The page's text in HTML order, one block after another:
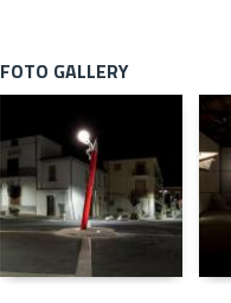
FOTO GALLERY